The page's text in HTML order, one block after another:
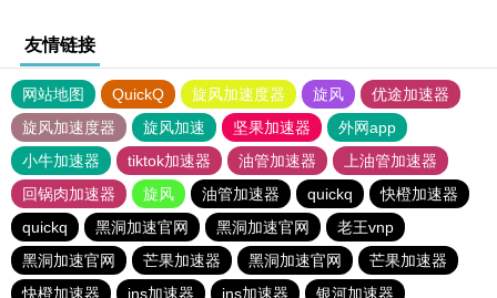
友情链接
网站地图 QuickQ 旋风加速度器 旋风
优途加速器
旋风加速度器
旋风加速 坚果加速器
外网app
小牛加速器
tiktok加速器 油管加速器
上油管加速器
回锅肉加速器
旋风 油管加速器 quickq
快橙加速器
quickq
黑洞加速官网 黑洞加速官网
老王vnp
黑洞加速官网
芒果加速器 黑洞加速官网
芒果加速器
快橙加速器
ins加速器 ins加速器 银河加速器